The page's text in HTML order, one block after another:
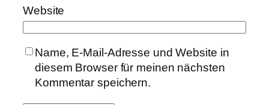
Website
Name, E-Mail-Adresse und Website in
diesem Browser für meinen nächsten
Kommentar speichern.